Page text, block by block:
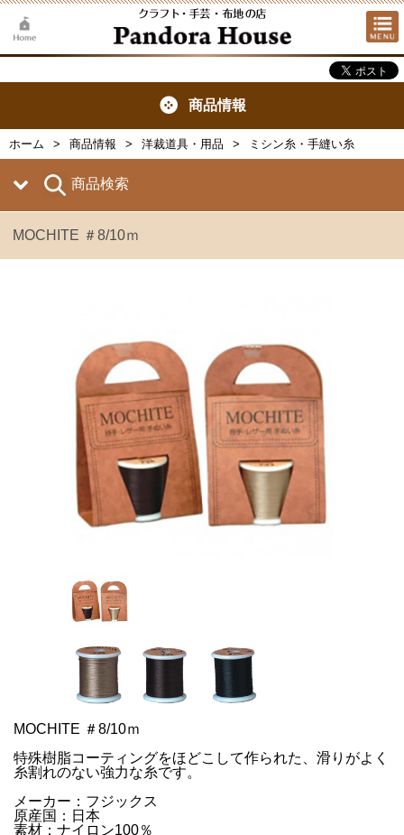
商品情報
ホーム 商品情報 洋裁道具・用品 ミシン糸・手縫い糸
商品検索
MOCHITE ＃8/10ｍ
MOCHITE ＃8/10ｍ
特殊樹脂コーティングをほどこして作られた、滑りがよく
糸割れのない強力な糸です。
メーカー：フジックス
原産国：日本
素材：ナイロン100％